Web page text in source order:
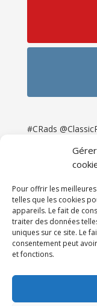
Pour offrir les
telles que les cookies
appareils. Le fait de
traiter des données
uniques sur ce site. Le
consentement peut
et fonctions.
#CRads
Newsletter &